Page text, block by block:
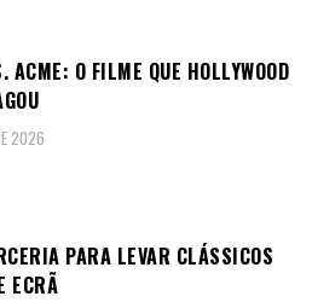
ACME: O FILME QUE HOLLYWOOD
2026
PARA LEVAR CLÁSSICOS
ECRÃ